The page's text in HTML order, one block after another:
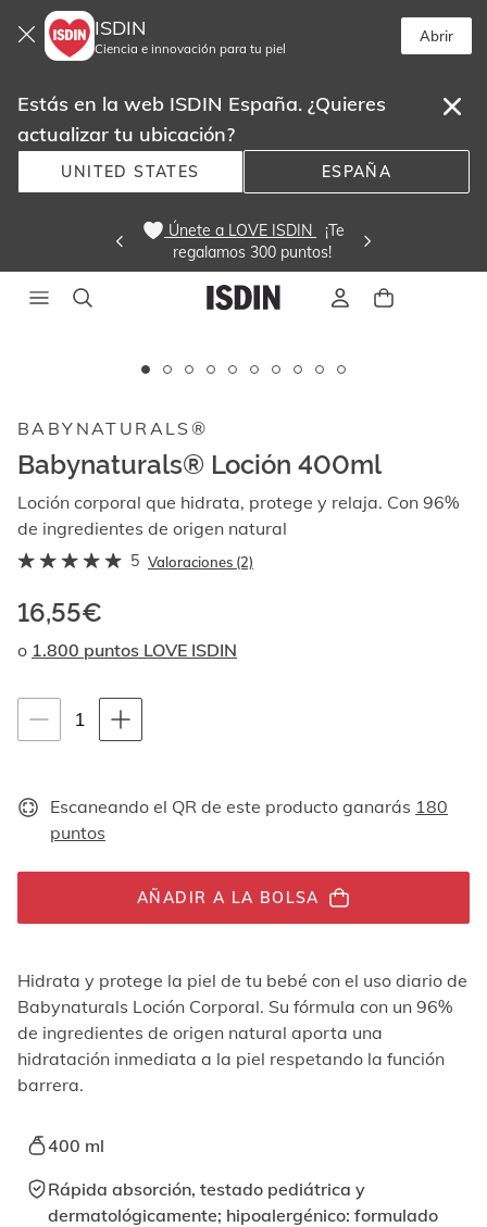
ISDIN
Ciencia e innovación para tu piel
Abrir
Estás en la web ISDIN España. ¿Quieres
actualizar tu ubicación?
UNITED STATES ESPAÑA
Únete a LOVE ISDIN
¡Te
regalamos 300 puntos!
imágenes
videos.
navegar
las
arriba
abajo
muestran
por
las
elemento
enfocable,
videos
pueden
correspondiente.
BABYNATURALS®
Babynaturals® Loción 400ml
Loción corporal que hidrata, protege y relaja. Con 96%
de ingredientes de origen natural
5 Valoraciones (2)
16,55€
o 1.800 puntos LOVE ISDIN
Instrucciones de navegación por teclado
1
unidades
Escaneando el QR de este producto ganarás 180
puntos
AÑADIR A LA BOLSA
Hidrata y protege la piel de tu bebé con el uso diario de
Babynaturals Loción Corporal. Su fórmula con un 96%
de ingredientes de origen natural aporta una
hidratación inmediata a la piel respetando la función
barrera.
400 ml
Rápida absorción, testado pediátrica y
dermatológicamente; hipoalergénico: formulado